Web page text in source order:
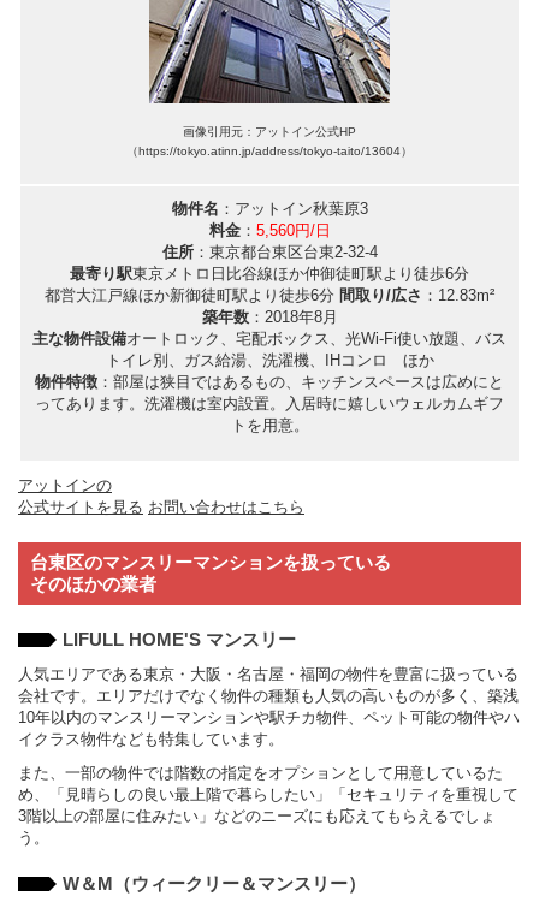
画像引用元：アットイン公式HP
（https://tokyo.atinn.jp/address/tokyo-taito/13604）
物件名 ：アットイン秋葉原3
料金： 5,560円/日
住所：東京都台東区台東2-32-4
最寄り駅東京メトロ日比谷線ほか仲御徒町駅より徒歩6分
都営大江戸線ほか新御徒町駅より徒歩6分 間取り/広さ ：12.83m²
築年数：2018年8月
主な物件設備オートロック、宅配ボックス、光Wi-Fi使い放題、バス
トイレ別、ガス給湯、洗濯機、IHコンロ ほか
物件特徴 ：部屋は狭目ではあるもの、キッチンスペースは広めにと
ってあります。洗濯機は室内設置。入居時に嬉しいウェルカムギフ
トを用意。
アットインの
公式サイトを見る お問い合わせはこちら
台東区のマンスリーマンションを扱っている
そのほかの業者
LIFULL HOME'S マンスリー
人気エリアである東京・大阪・名古屋・福岡の物件を豊富に扱っている
会社です。エリアだけでなく物件の種類も人気の高いものが多く、築浅
10年以内のマンスリーマンションや駅チカ物件、ペット可能の物件やハ
イクラス物件なども特集しています。
また、一部の物件では階数の指定をオプションとして用意しているた
め、「見晴らしの良い最上階で暮らしたい」「セキュリティを重視して
3階以上の部屋に住みたい」などのニーズにも応えてもらえるでしょ
う。
W＆M（ウィークリー＆マンスリー）